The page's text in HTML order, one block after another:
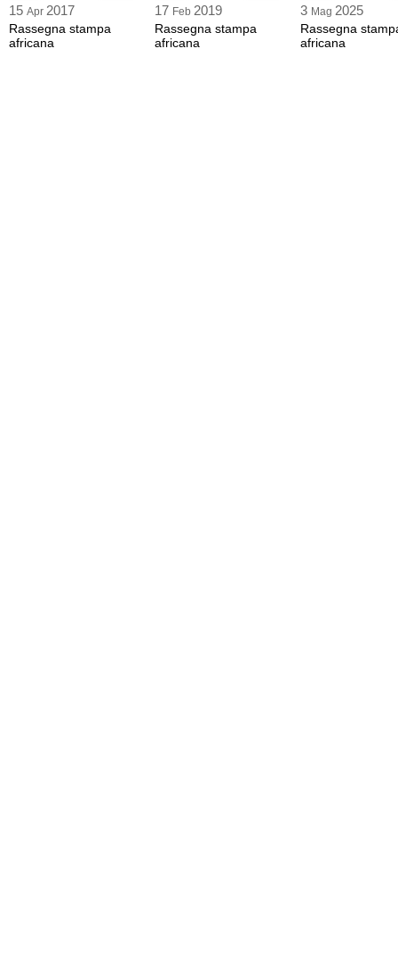
15 Apr 2017
Rassegna stampa
africana
17 Feb 2019
Rassegna stampa
africana
3 Mag 2025
Rassegna
africana